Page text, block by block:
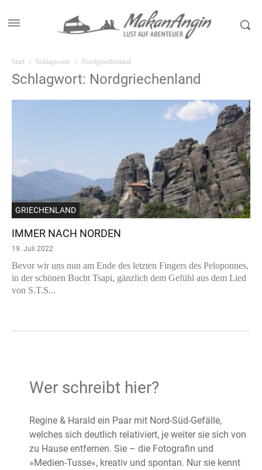
Start Schlagworte Nordgriechenland
Schlagwort: Nordgriechenland
GRIECHENLAND
IMMER NACH NORDEN
19. Juli 2022
Bevor wir uns nun am Ende des letzten Fingers des Peloponnes,
in der schönen Bucht Tsapi, gänzlich dem Gefühl aus dem Lied
von S.T.S...
Wer schreibt hier?
Regine & Harald ein Paar mit Nord-Süd-Gefälle,
welches sich deutlich relativiert, je weiter sie sich von
zu Hause entfernen. Sie – die Fotografin und
»Medien-Tusse«, kreativ und spontan. Nur sie kennt